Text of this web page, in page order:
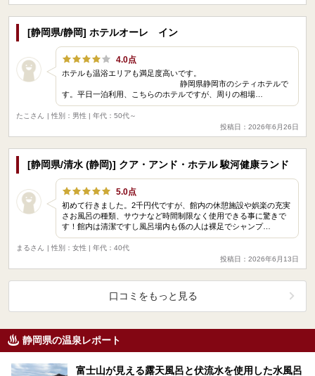
[静岡県/静岡] ホテルオーレ イン
4.0点
ホテルも温浴エリアも満足度高いです。
す。平日一泊利用、こちらのホテルですが、周りの相場…
たこさん
| 性別：男性 | 年代：50代～
投稿日：2026年6月26日
[静岡県/清水 (静岡)] クア・アンド・ホテル 駿河健康ランド
5.0点
初めて行きました。2千円代ですが、館内の休憩施設や娯楽の充実
さお風呂の種類、サウナなど時間制限なく使用できる事に驚きで
す！館内は清潔ですし風呂場内も係の人は裸足でシャンプ…
まるさん
| 性別：女性 | 年代：40代
投稿日：2026年6月13日
口コミをもっと見る
静岡県の温泉レポート
富士山が見える露天風呂と伏流水を使用した水風呂